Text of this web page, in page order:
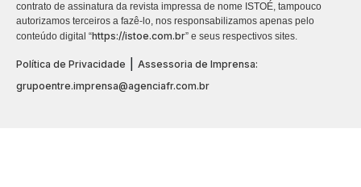
contrato de assinatura da revista impressa de nome ISTOÉ, tampouco
autorizamos terceiros a fazê-lo, nos responsabilizamos apenas pelo
conteúdo digital “https://istoe.com.br” e seus respectivos sites.
Política de Privacidade
Assessoria de Imprensa:
grupoentre.imprensa@agenciafr.com.br